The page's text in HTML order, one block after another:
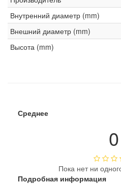
Внутренний диаметр (mm)
Внешний диаметр (mm)
Высота (mm)
Среднее
0
Пока нет ни
Подробная информация